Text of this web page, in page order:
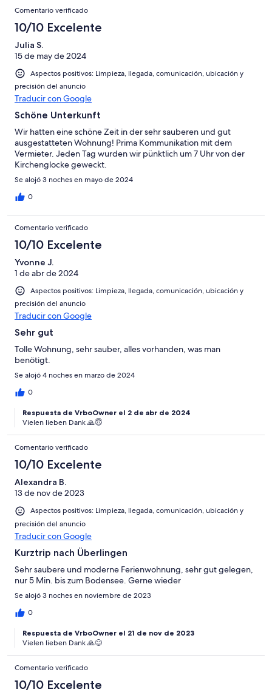
Comentario verificado
10/10 Excelente
Julia S.
15 de may de 2024
Aspectos positivos: Limpieza, llegada, comunicación, ubicación y
precisión del anuncio
Traducir con Google
Schöne Unterkunft
Wir hatten eine schöne Zeit in der sehr sauberen und gut
ausgestatteten Wohnung! Prima Kommunikation mit dem
Vermieter. Jeden Tag wurden wir pünktlich um 7 Uhr von der
Kirchenglocke geweckt.
Se alojó 3 noches en mayo de 2024
0
Comentario verificado
10/10 Excelente
Yvonne J.
1 de abr de 2024
Aspectos positivos: Limpieza, llegada, comunicación, ubicación y
precisión del anuncio
Traducir con Google
Sehr gut
Tolle Wohnung, sehr sauber, alles vorhanden, was man
benötigt.
Se alojó 4 noches en marzo de 2024
0
Respuesta de VrboOwner el 2 de abr de 2024
Vielen lieben Dank 🙏😇
Comentario verificado
10/10 Excelente
Alexandra B.
13 de nov de 2023
Aspectos positivos: Limpieza, llegada, comunicación, ubicación y
precisión del anuncio
Traducir con Google
Kurztrip nach Überlingen
Sehr saubere und moderne Ferienwohnung, sehr gut gelegen,
nur 5 Min. bis zum Bodensee. Gerne wieder
Se alojó 3 noches en noviembre de 2023
0
Respuesta de VrboOwner el 21 de nov de 2023
Vielen lieben Dank 🙏😊
Comentario verificado
10/10 Excelente